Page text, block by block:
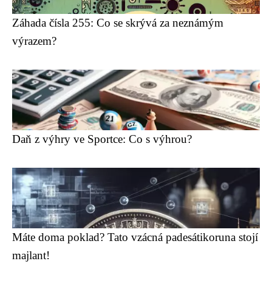
Záhada čísla 255: Co se skrývá za neznámým
výrazem?
Daň z výhry ve Sportce: Co s výhrou?
Máte doma poklad? Tato vzácná padesátikoruna stojí
majlant!